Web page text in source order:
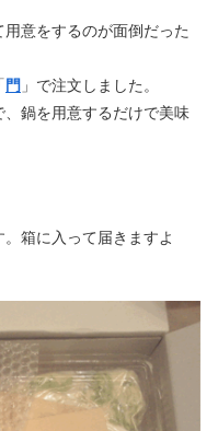
意をするのが面倒だった
門 」で注文しました。
鍋を用意するだけで美味
箱に入って届きますよ